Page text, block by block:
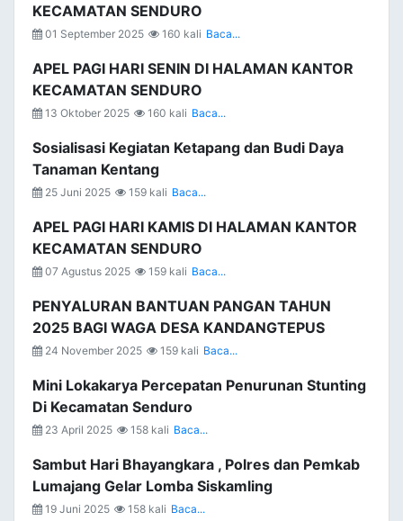
KECAMATAN SENDURO
01 September 2025 160 kali Baca...
APEL PAGI HARI SENIN DI HALAMAN KANTOR
KECAMATAN SENDURO
13 Oktober 2025 160 kali Baca...
Sosialisasi Kegiatan Ketapang dan Budi Daya
Tanaman Kentang
25 Juni 2025 159 kali Baca...
APEL PAGI HARI KAMIS DI HALAMAN KANTOR
KECAMATAN SENDURO
07 Agustus 2025 159 kali Baca...
PENYALURAN BANTUAN PANGAN TAHUN
2025 BAGI WAGA DESA KANDANGTEPUS
24 November 2025 159 kali Baca...
Mini Lokakarya Percepatan Penurunan Stunting
Di Kecamatan Senduro
23 April 2025 158 kali Baca...
Sambut Hari Bhayangkara , Polres dan Pemkab
Lumajang Gelar Lomba Siskamling
19 Juni 2025 158 kali Baca...